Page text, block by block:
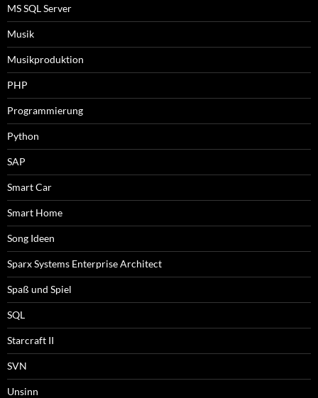
MS SQL Server
Musik
Musikproduktion
PHP
Programmierung
Python
SAP
Smart Car
Smart Home
Song Ideen
Sparx Systems Enterprise Architect
Spaß und Spiel
SQL
Starcraft II
SVN
Unsinn